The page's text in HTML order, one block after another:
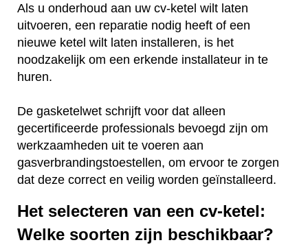
Als u onderhoud aan uw cv-ketel wilt laten
uitvoeren, een reparatie nodig heeft of een
nieuwe ketel wilt laten installeren, is het
noodzakelijk om een erkende installateur in te
huren.
De gasketelwet schrijft voor dat alleen
gecertificeerde professionals bevoegd zijn om
werkzaamheden uit te voeren aan
gasverbrandingstoestellen, om ervoor te zorgen
dat deze correct en veilig worden geïnstalleerd.
Het selecteren van een cv-ketel:
Welke soorten zijn beschikbaar?